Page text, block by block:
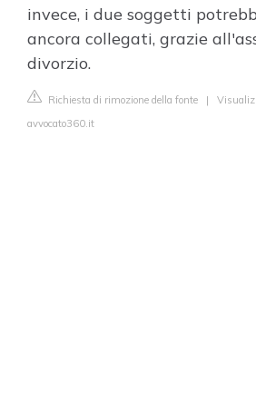
invece, i due soggetti
ancora collegati, grazie
divorzio.
Richiesta di rimozione della fonte |
avvocato360.it